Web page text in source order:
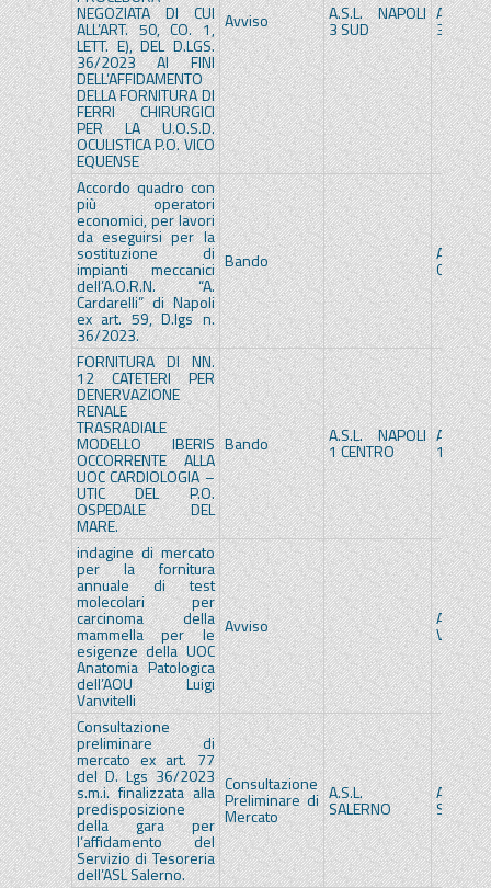
NEGOZIATA DI CUI
ALL’ART. 50, CO. 1,
LETT. E), DEL D.LGS.
36/2023 AI FINI
DELL’AFFIDAMENTO
DELLA FORNITURA DI
FERRI CHIRURGICI
PER LA U.O.S.D.
OCULISTICA P.O. VICO
EQUENSE
Avviso A.S.L. NAPOLI
3 SUD
A.S.L.
3 SUD
Accordo quadro con
più operatori
economici, per lavori
da eseguirsi per la
sostituzione di
impianti meccanici
dell’A.O.R.N. “A.
Cardarelli” di Napoli
ex art. 59, D.lgs n.
36/2023.
Bando A.O.
FORNITURA DI NN.
12 CATETERI PER
DENERVAZIONE
RENALE
TRASRADIALE
MODELLO IBERIS
OCCORRENTE ALLA
UOC CARDIOLOGIA –
UTIC DEL P.O.
OSPEDALE DEL
MARE.
Bando A.S.L. NAPOLI
1 CENTRO
A.S.L.
1
indagine di mercato
per la fornitura
annuale di test
molecolari per
carcinoma della
mammella per le
esigenze della UOC
Anatomia Patologica
dell’AOU Luigi
Vanvitelli
Avviso A.O.U.
Consultazione
preliminare di
mercato ex art. 77
del D. Lgs 36/2023
s.m.i. finalizzata alla
predisposizione
della gara per
l’affidamento del
Servizio di Tesoreria
dell’ASL Salerno.
Consultazione
Preliminare di
Mercato
A.S.L.
SALERNO
A.S.L.